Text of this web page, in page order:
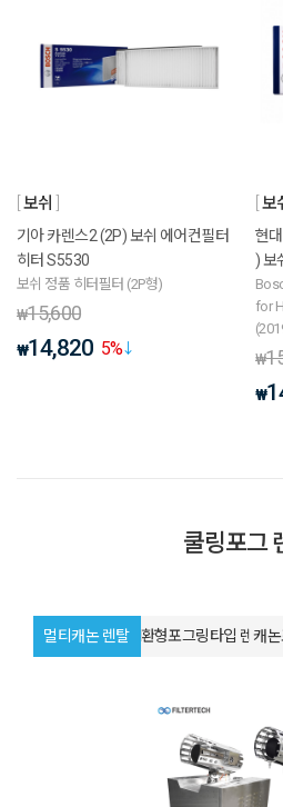
보쉬
기아 카렌스2 (2P) 보쉬 에어컨필터
히터 S5530
보쉬 정품 히터필터 (2P형)
₩15,600
₩14,820 5%
보
현
) 보
for
₩
₩
쿨링포그
멀티캐논 렌탈 환형포그링타입 렌탈
캐